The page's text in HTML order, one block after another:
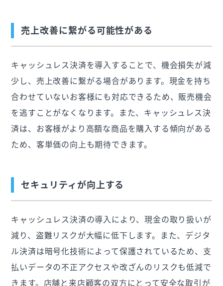
売上改善に繋がる可能性がある
キャッシュレス決済を導入することで、機会損失が減
少し、売上改善に繋がる場合があります。現金を持ち
合わせていないお客様にも対応できるため、販売機会
を逃すことがなくなります。また、キャッシュレス決
済は、お客様がより高額な商品を購入する傾向がある
ため、客単価の向上も期待できます。
セキュリティが向上する
キャッシュレス決済の導入により、現金の取り扱いが
減り、盗難リスクが大幅に低下します。また、デジタ
ル決済は暗号化技術によって保護されているため、支
払いデータの不正アクセスや改ざんのリスクも低減で
きます。店舗と来店顧客の双方にとって安全な取引が